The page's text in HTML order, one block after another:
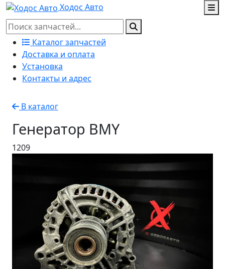
Ходос Авто
Каталог запчастей
Доставка и оплата
Установка
Контакты и адрес
В каталог
Генератор BMY
1209